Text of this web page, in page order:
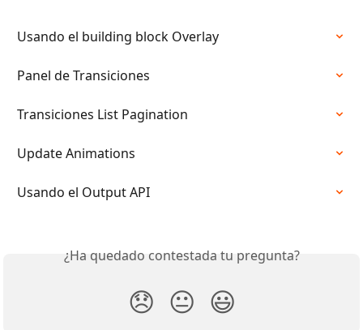
Usando el building block Overlay
Panel de Transiciones
Transiciones List Pagination
Update Animations
Usando el Output API
¿Ha quedado contestada tu pregunta?
😞 😐 😃